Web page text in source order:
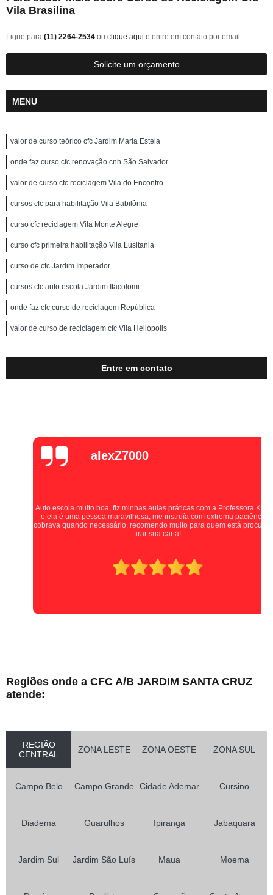
Vila Brasilina
Ligue para (11) 2264-2534 ou clique aqui e entre em contato por email.
Solicite um orçamento
MENU
valor de curso teórico cfc Jardim Maria Estela
onde faz curso cfc renovação cnh São Salvador
valor de curso cfc reciclagem Vila do Encontro
cursos cfc para habilitação Vila Babilônia
curso cfc reciclagem Vila Monte Alegre
curso cfc primeira habilitação Vila Lusitania
curso de cfc Jardim Imperador
cursos cfc auto escola Jardim Itacolomi
onde faz cfc curso de reciclagem República
valor de curso de reciclagem cfc Vila Heliópolis
Entre em contato
alexZ7000
Auto escola muito boa, fiz minhas aulas práticas com a Professora Kellen,
e ela é uma pessoa maravilhosa, me instruía com extrema paciência e
cobrava quando necessário, recomendo muito para quem está procurando
tirar sua carta!
Regiões onde a CFC A/B JARDIM SANTA CRUZ
atende:
REGIÃO
CENTRAL
ZONA LESTE ZONA OESTE ZONA SUL
Campo Belo Campo Grande Cidade Ademar Cursino
Diadema Guarulhos Ipiranga Jabaquara
Jardim Sul Jardim São Luís Maua Moema